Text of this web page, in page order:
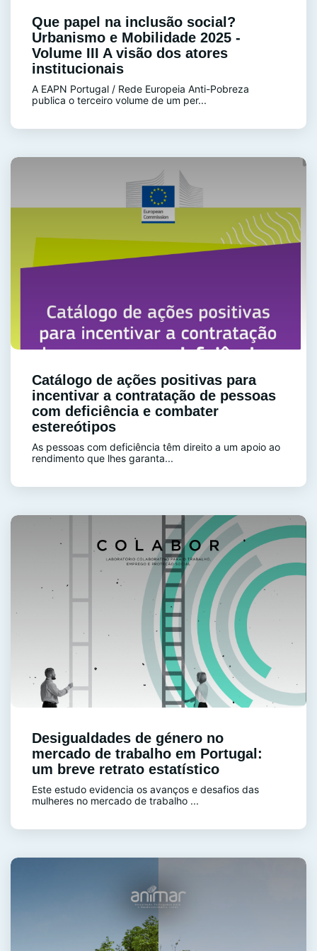
Que papel na inclusão social?
Urbanismo e Mobilidade 2025 -
Volume III A visão dos atores
institucionais
A EAPN Portugal / Rede Europeia Anti-Pobreza
publica o terceiro volume de um per...
Catálogo de ações positivas para
incentivar a contratação de pessoas
com deficiência e combater
estereótipos
As pessoas com deficiência têm direito a um apoio ao
rendimento que lhes garanta...
Desigualdades de género no
mercado de trabalho em Portugal:
um breve retrato estatístico
Este estudo evidencia os avanços e desafios das
mulheres no mercado de trabalho ...